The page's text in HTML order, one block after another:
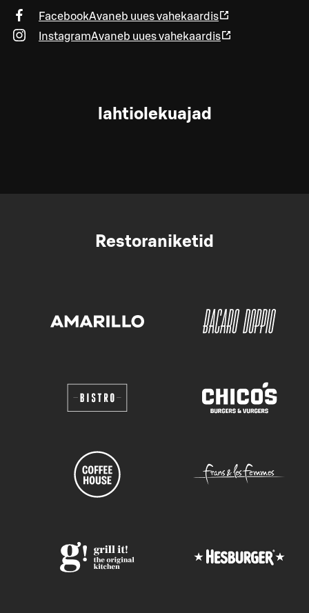
FacebookAvaneb uues vahekaardis
InstagramAvaneb uues vahekaardis
lahtiolekuajad
Restoraniketid